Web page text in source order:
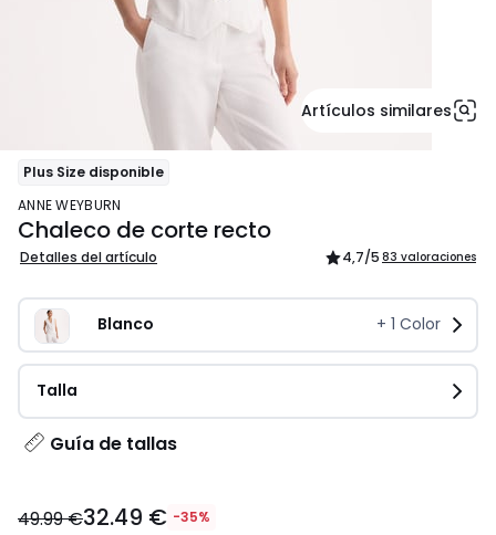
Artículos similares
Plus Size disponible
ANNE WEYBURN
Chaleco de corte recto
Detalles del artículo 4,7/5 83 valoraciones
Blanco + 1 Color
Talla
Guía de tallas
€
49.99 €32.49 € -35%